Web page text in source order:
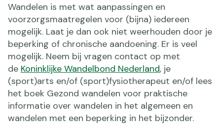
Wandelen is met wat aanpassingen en
voorzorgsmaatregelen voor (bijna) iedereen
mogelijk. Laat je dan ook niet weerhouden door je
beperking of chronische aandoening. Er is veel
mogelijk. Neem bij vragen contact op met
de Koninklijke Wandelbond Nederland, je
(sport)arts en/of (sport)fysiotherapeut en/of lees
het boek Gezond wandelen voor praktische
informatie over wandelen in het algemeen en
wandelen met een beperking in het bijzonder.